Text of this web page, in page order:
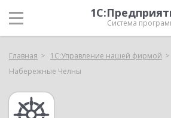
Система
Главная 1С:Управление нашей фирмой
Набережные Челны